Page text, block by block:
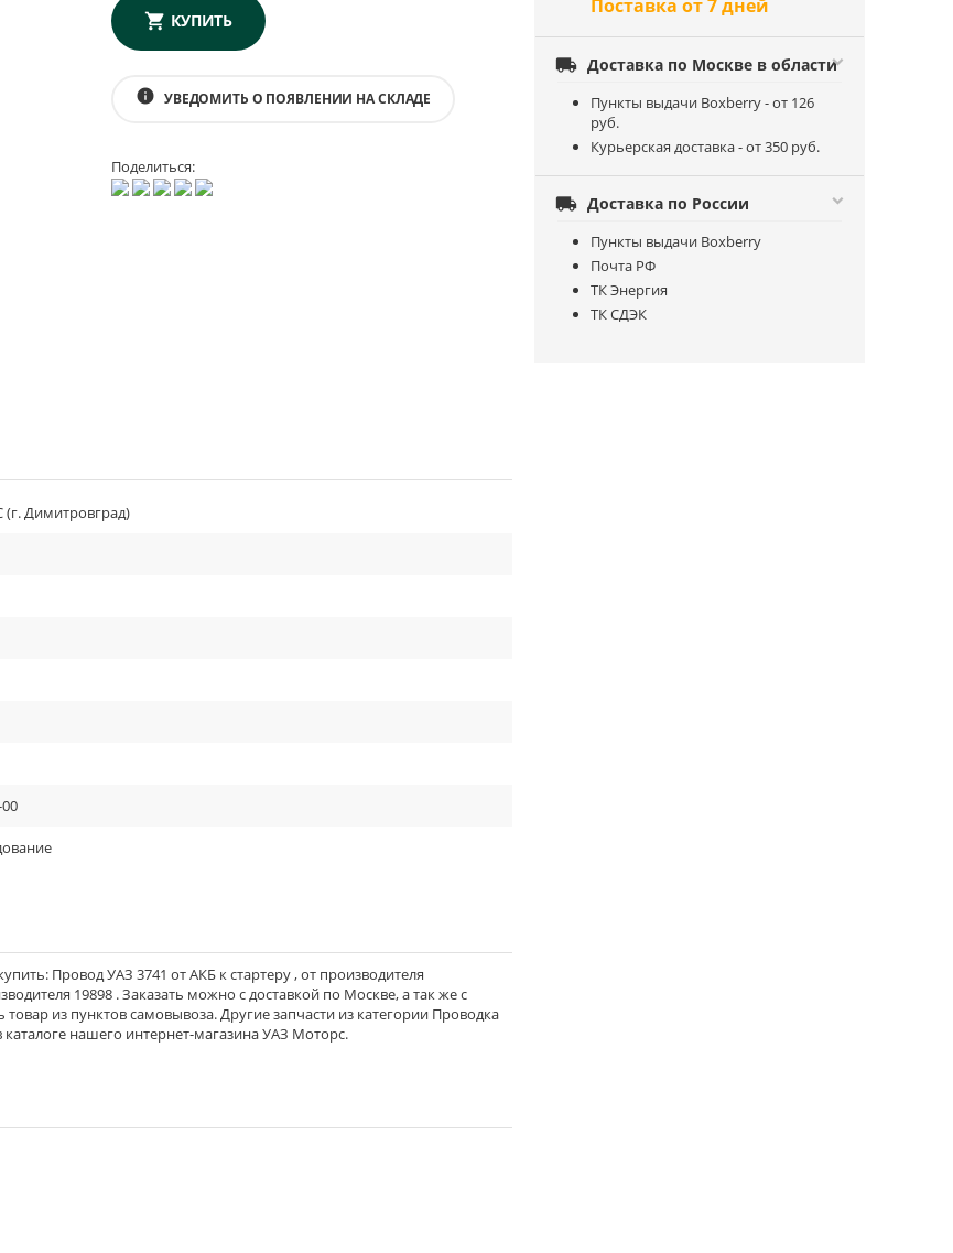
КУПИТЬ
info УВЕДОМИТЬ О ПОЯВЛЕНИИ НА СКЛАДЕ
Поделиться:
Поставка от 7 дней
 Доставка по Москве в области
Пункты выдачи Boxberry - от 126
руб.
Курьерская доставка - от 350 руб.
 Доставка по России
Пункты выдачи Boxberry
Почта РФ
ТК Энергия
ТК СДЭК
Димитровград)
Провод УАЗ 3741 от АКБ к стартеру , от производителя
19898 . Заказать можно с доставкой по Москве, а так же с
из пунктов самовывоза. Другие запчасти из категории Проводка
нашего интернет-магазина УАЗ Моторс.